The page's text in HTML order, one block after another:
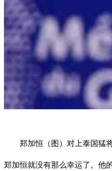
郑加恒（图）对上泰国猛
郑加恒就没有那么幸运了。他